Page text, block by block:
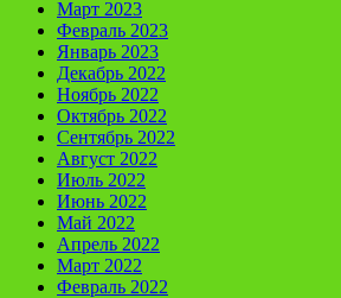
Март 2023
Февраль 2023
Январь 2023
Декабрь 2022
Ноябрь 2022
Октябрь 2022
Сентябрь 2022
Август 2022
Июль 2022
Июнь 2022
Май 2022
Апрель 2022
Март 2022
Февраль 2022